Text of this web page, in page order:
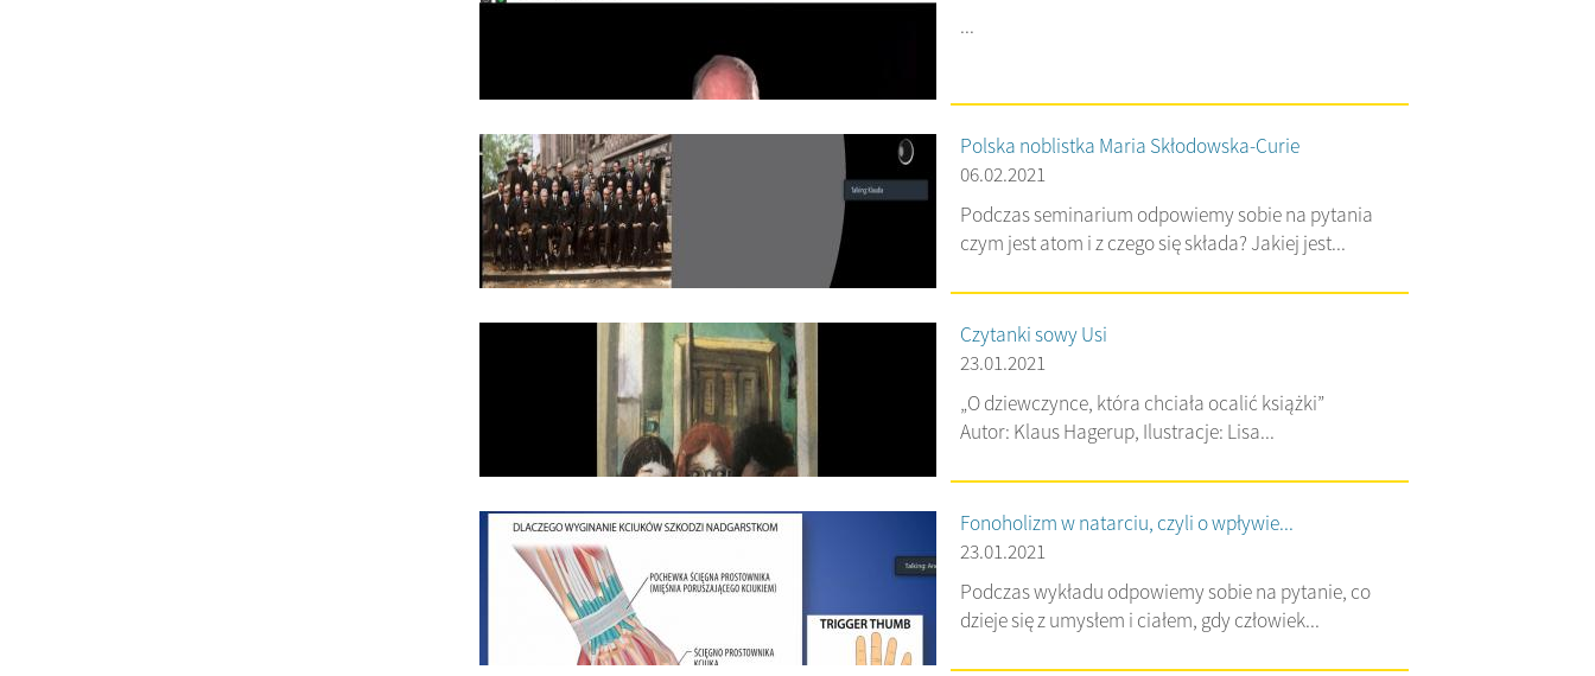
...
Polska noblistka Maria Skłodowska-Curie
06.02.2021
Podczas seminarium odpowiemy sobie na pytania
czym jest atom i z czego się składa? Jakiej jest...
Czytanki sowy Usi
23.01.2021
„O dziewczynce, która chciała ocalić książki”
Autor: Klaus Hagerup, Ilustracje: Lisa...
Fonoholizm w natarciu, czyli o wpływie...
23.01.2021
Podczas wykładu odpowiemy sobie na pytanie, co
dzieje się z umysłem i ciałem, gdy człowiek...